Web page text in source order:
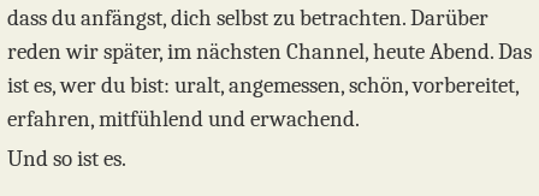
dass du anfängst, dich selbst zu betrachten. Darüber
reden wir später, im nächsten Channel, heute Abend. Das
ist es, wer du bist: uralt, angemessen, schön, vorbereitet,
erfahren, mitfühlend und erwachend.
Und so ist es.